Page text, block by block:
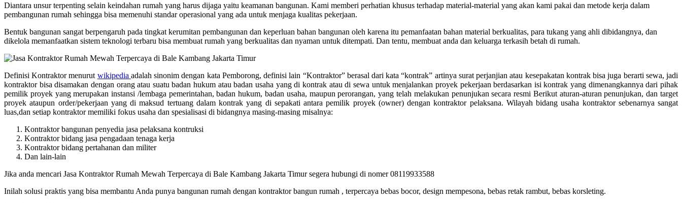
Diantara unsur terpenting selain keindahan rumah yang harus dijaga yaitu keamanan bangunan. Kami memberi perhatian khusus terhadap material-material yang akan kami pakai dan metode kerja dalam
pembangunan rumah sehingga bisa memenuhi standar operasional yang ada untuk menjaga kualitas pekerjaan.
Bentuk bangunan sangat berpengaruh pada tingkat kerumitan pembangunan dan keperluan bahan bangunan oleh karena itu pemanfaatan bahan material berkualitas, para tukang yang ahli dibidangnya, dan
dikelola memanfaatkan sistem teknologi terbaru bisa membuat rumah yang berkualitas dan nyaman untuk ditempati. Dan tentu, membuat anda dan keluarga terkasih betah di rumah.
Definisi Kontraktor menurut wikipedia adalah sinonim dengan kata Pemborong, definisi lain “Kontraktor” berasal dari kata “kontrak” artinya surat perjanjian atau kesepakatan kontrak bisa juga berarti sewa, jadi
kontraktor bisa disamakan dengan orang atau suatu badan hukum atau badan usaha yang di kontrak atau di sewa untuk menjalankan proyek pekerjaan berdasarkan isi kontrak yang dimenangkannya dari pihak
pemilik proyek yang merupakan instansi /lembaga pemerintahan, badan hukum, badan usaha, maupun perorangan, yang telah melakukan penunjukan secara resmi Berikut aturan-aturan penunjukan, dan target
proyek ataupun order/pekerjaan yang di maksud tertuang dalam kontrak yang di sepakati antara pemilik proyek (owner) dengan kontraktor pelaksana. Wilayah bidang usaha kontraktor sebenarnya sangat
luas,dan setiap kontraktor memiliki fokus usaha dan spesialisasi di bidangnya masing-masing misalnya:
Kontraktor bangunan penyedia jasa pelaksana kontruksi
Kontraktor bidang jasa pengadaan tenaga kerja
Kontraktor bidang pertahanan dan militer
Dan lain-lain
Jika anda mencari Jasa Kontraktor Rumah Mewah Terpercaya di Bale Kambang Jakarta Timur segera hubungi di nomer 08119933588
Inilah solusi praktis yang bisa membantu Anda punya bangunan rumah dengan kontraktor bangun rumah , terpercaya bebas bocor, design mempesona, bebas retak rambut, bebas korsleting.